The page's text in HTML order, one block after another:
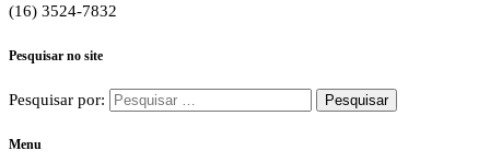
(16) 3524-7832
Pesquisar no site
Pesquisar por:
Menu